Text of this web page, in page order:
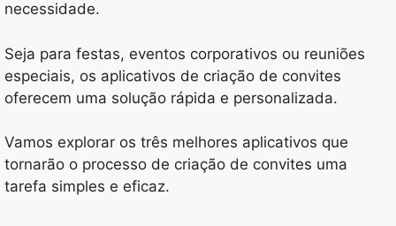
necessidade.
Seja para festas, eventos corporativos ou reuniões
especiais, os aplicativos de criação de convites
oferecem uma solução rápida e personalizada.
Vamos explorar os três melhores aplicativos que
tornarão o processo de criação de convites uma
tarefa simples e eficaz.